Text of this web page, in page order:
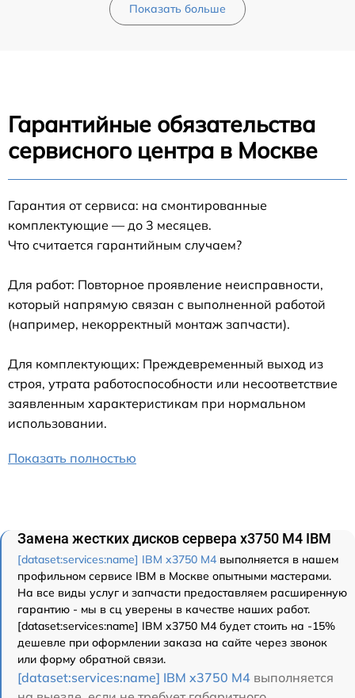
Показать больше
Гарантийные обязательства
сервисного центра в Москве
Гарантия от сервиса: на смонтированные
комплектующие — до 3 месяцев.
Что считается гарантийным случаем?
Для работ: Повторное проявление неисправности,
который напрямую связан с выполненной работой
(например, некорректный монтаж запчасти).
Для комплектующих: Преждевременный выход из
строя, утрата работоспособности или несоответствие
заявленным характеристикам при нормальном
использовании.
Показать полностью
Замена жестких дисков сервера x3750 M4 IBM
[dataset:services:name] IBM x3750 M4 выполняется в нашем
профильном сервисе IBM в Москве опытными мастерами.
На все виды услуг и запчасти предоставляем расширенную
гарантию - мы в сц уверены в качестве наших работ.
[dataset:services:name] IBM x3750 M4 будет стоить на -15%
дешевле при оформлении заказа на сайте через звонок
или форму обратной связи.
[dataset:services:name] IBM x3750 M4 выполняется